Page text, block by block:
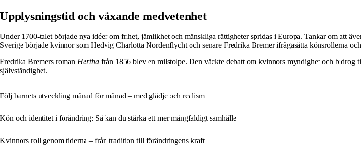
Upplysningstid och växande medvetenhet
Under 1700-talet började nya idéer om frihet, jämlikhet och mänskliga rättigheter spridas i Europa. Tankar om att
Sverige började kvinnor som Hedvig Charlotta Nordenflycht och senare Fredrika Bremer ifrågasätta könsrollerna
Fredrika Bremers roman Hertha från 1856 blev en milstolpe. Den väckte debatt om kvinnors myndighet och
självständighet.
Följ barnets utveckling månad för månad – med glädje och realism
Kön och identitet i förändring: Så kan du stärka ett mer mångfaldigt samhälle
Kvinnors roll genom tiderna – från tradition till förändringens kraft